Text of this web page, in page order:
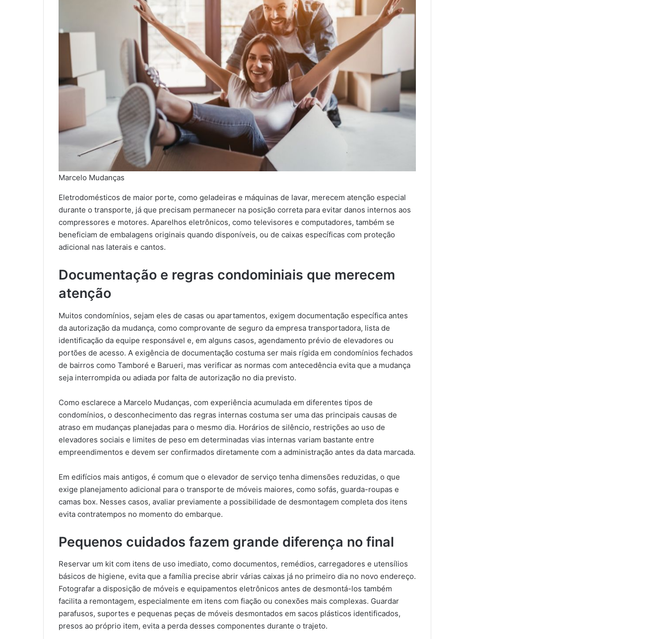
Marcelo Mudanças
Eletrodomésticos de maior porte, como geladeiras e máquinas de lavar, merecem atenção especial
durante o transporte, já que precisam permanecer na posição correta para evitar danos internos aos
compressores e motores. Aparelhos eletrônicos, como televisores e computadores, também se
beneficiam de embalagens originais quando disponíveis, ou de caixas específicas com proteção
adicional nas laterais e cantos.
Documentação e regras condominiais que merecem
atenção
Muitos condomínios, sejam eles de casas ou apartamentos, exigem documentação específica antes
da autorização da mudança, como comprovante de seguro da empresa transportadora, lista de
identificação da equipe responsável e, em alguns casos, agendamento prévio de elevadores ou
portões de acesso. A exigência de documentação costuma ser mais rígida em condomínios fechados
de bairros como Tamboré e Barueri, mas verificar as normas com antecedência evita que a mudança
seja interrompida ou adiada por falta de autorização no dia previsto.
Como esclarece a Marcelo Mudanças, com experiência acumulada em diferentes tipos de
condomínios, o desconhecimento das regras internas costuma ser uma das principais causas de
atraso em mudanças planejadas para o mesmo dia. Horários de silêncio, restrições ao uso de
elevadores sociais e limites de peso em determinadas vias internas variam bastante entre
empreendimentos e devem ser confirmados diretamente com a administração antes da data marcada.
Em edifícios mais antigos, é comum que o elevador de serviço tenha dimensões reduzidas, o que
exige planejamento adicional para o transporte de móveis maiores, como sofás, guarda-roupas e
camas box. Nesses casos, avaliar previamente a possibilidade de desmontagem completa dos itens
evita contratempos no momento do embarque.
Pequenos cuidados fazem grande diferença no final
Reservar um kit com itens de uso imediato, como documentos, remédios, carregadores e utensílios
básicos de higiene, evita que a família precise abrir várias caixas já no primeiro dia no novo endereço.
Fotografar a disposição de móveis e equipamentos eletrônicos antes de desmontá-los também
facilita a remontagem, especialmente em itens com fiação ou conexões mais complexas. Guardar
parafusos, suportes e pequenas peças de móveis desmontados em sacos plásticos identificados,
presos ao próprio item, evita a perda desses componentes durante o trajeto.